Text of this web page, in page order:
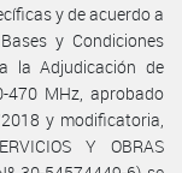
y de acuerdo a
y Condiciones
la Adjudicación de
470 MHz, aprobado
y modificatoria,
Y OBRAS